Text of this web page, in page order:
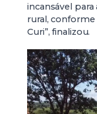
incansável
rural,
Curi”, finalizou.